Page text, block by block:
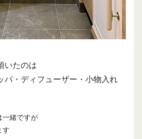
いたのは
パ・ディフューザー・小物入れ
一緒ですが
す